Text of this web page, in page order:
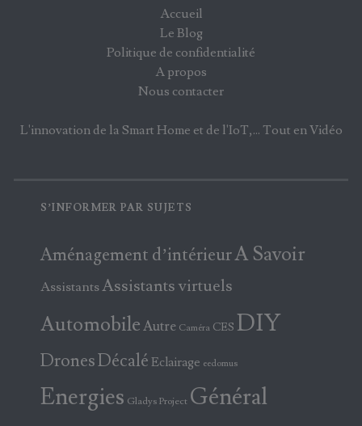
Accueil
Le Blog
Politique de confidentialité
A propos
Nous contacter
L'innovation de la Smart Home et de l'IoT,... Tout en Vidéo
S’INFORMER PAR SUJETS
Aménagement d’intérieurA Savoir
AssistantsAssistants virtuels
AutomobileAutre Caméra CES DIY
DronesDécalé Eclairage eedomus
Energies Gladys Project Général